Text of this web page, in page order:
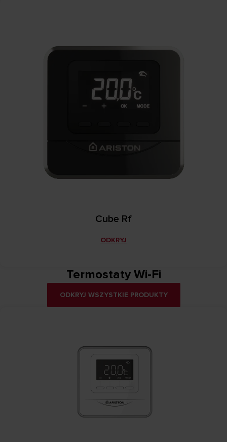
Cube Rf
ODKRYJ
Termostaty Wi-Fi
ODKRYJ WSZYSTKIE PRODUKTY